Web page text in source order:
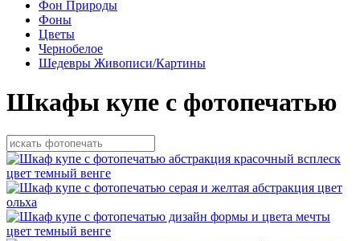
Фон Природы
Фоны
Цветы
Чернобелое
Шедевры Живописи/Картины
Шкафы купе с фотопечатью